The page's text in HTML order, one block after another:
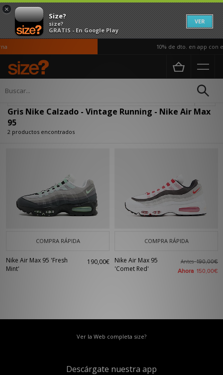
×
Size?
size?
GRATIS - En Google Play
VER
10% de dto. en app con
Página principal
Gris Nike Calzado - Vintage Running - Nike Air Max
95
2 productos encontrados
COMPRA RÁPIDA
Nike Air Max 95 'Fresh
Mint'
190,00€
COMPRA RÁPIDA
Nike Air Max 95
'Comet Red'
Antes190,00€
Ahora 150,00€
Ver la Web completa size?
Descárgate nuestra app